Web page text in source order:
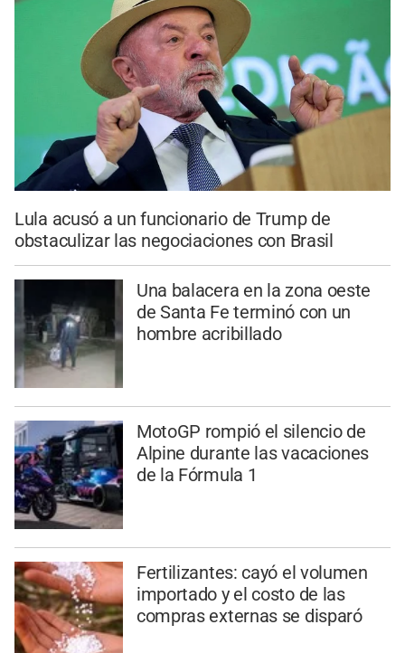
Lula acusó a un funcionario de Trump de
obstaculizar las negociaciones con Brasil
Una balacera en la zona oeste
de Santa Fe terminó con un
hombre acribillado
MotoGP rompió el silencio de
Alpine durante las vacaciones
de la Fórmula 1
Fertilizantes: cayó el volumen
importado y el costo de las
compras externas se disparó